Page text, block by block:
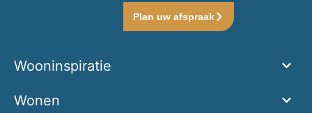
Plan uw afspraak
Wooninspiratie
Wonen